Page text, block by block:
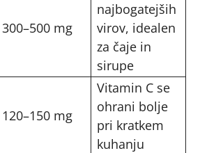
300–500 mg
najbogatejših
virov, idealen
za čaje in
sirupe
120–150 mg
Vitamin C se
ohrani bolje
pri kratkem
kuhanju